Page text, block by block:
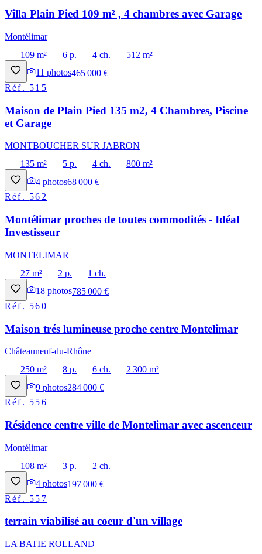
Villa Plain Pied 109 m² , 4 chambres avec Garage
Montélimar
109 m²
6 p. 4 ch.
512 m²
11 photos465 000 €
Réf. 515
Maison de Plain Pied 135 m2, 4 Chambres, Piscine
et Garage
MONTBOUCHER SUR JABRON
135 m²
5 p. 4 ch.
800 m²
4 photos68 000 €
Réf. 562
Montélimar proches de toutes commodités - Idéal
Investisseur
MONTELIMAR
27 m²
2 p.
1 ch.
18 photos785 000 €
Réf. 560
Maison trés lumineuse proche centre Montelimar
Châteauneuf-du-Rhône
250 m²
8 p. 6 ch.
2 300 m²
9 photos284 000 €
Réf. 556
Résidence centre ville de Montelimar avec ascenceur
Montélimar
108 m²
3 p.
2 ch.
4 photos197 000 €
Réf. 557
terrain viabilisé au coeur d'un village
LA BATIE ROLLAND